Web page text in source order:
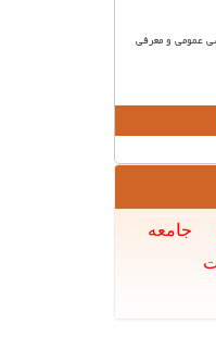
عمومی و معرفی
جامعه